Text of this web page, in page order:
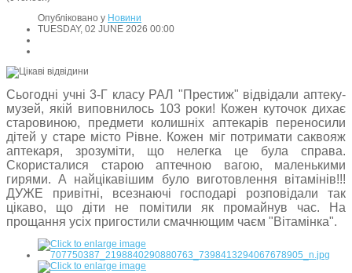
Опубліковано у Новини
TUESDAY, 02 JUNE 2026 00:00
Сьогодні учні 3-Г класу РАЛ "Престиж" відвідали аптеку-
музей, якій виповнилось 103 роки! Кожен куточок дихає
старовиною, предмети колишніх аптекарів переносили
дітей у старе місто Рівне. Кожен міг потримати саквояж
аптекаря, зрозуміти, що нелегка це була справа.
Скористалися старою аптечною вагою, маленькими
гирями. А найцікавішим було виготовлення вітамінів!!!
ДУЖЕ привітні, всезнаючі господарі розповідали так
цікаво, що діти не помітили як промайнув час. На
прощання усіх пригостили смачнющим чаєм "Вітамінка".